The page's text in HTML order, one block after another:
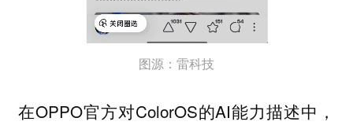
图源：雷科技
在OPPO官方对ColorOS的AI能力描述中，